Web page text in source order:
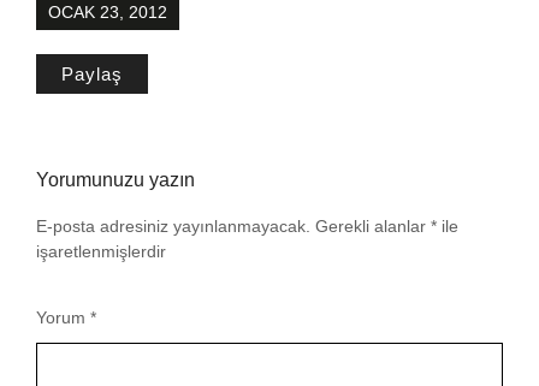
OCAK 23, 2012
Paylaş
Yorumunuzu yazın
E-posta adresiniz yayınlanmayacak. Gerekli alanlar * ile
işaretlenmişlerdir
Yorum *